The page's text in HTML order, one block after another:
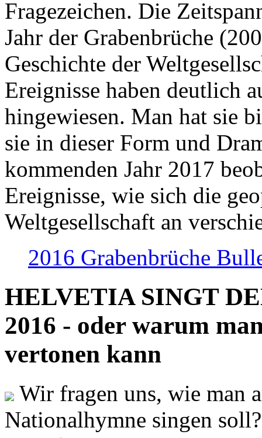
Fragezeichen. Die
Jahr der Grabenbrüche
Geschichte der
Ereignisse haben deutlich
hingewiesen. Man hat sie
sie in dieser Form und
kommenden Jahr 2017
Ereignisse, wie sich die
Weltgesellschaft an
2016 Grabenbrüche
HELVETIA SINGT
2016 - oder warum
vertonen kann
Wir fragen uns, wie man
Nationalhymne singen